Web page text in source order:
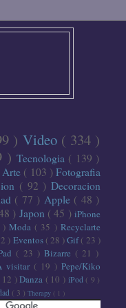
) Video ( 334 )
) Tecnologia ( 139 )
Arte ( 103 ) Fotografia
( 92 )Decoracion
( 77 ) Apple ( 48 )
) Japon ( 45 ) iPhone
) Moda ( 35 )Recyclarte
) Eventos ( 28 )Gif( 23 )
( 23 ) Bizarre ( 21 )
visitar ( 19 ) Pepe/Kiko
12 )Danza ( 10 ) iPod ( 9 )
( 3 ) Therapy ( 1 )